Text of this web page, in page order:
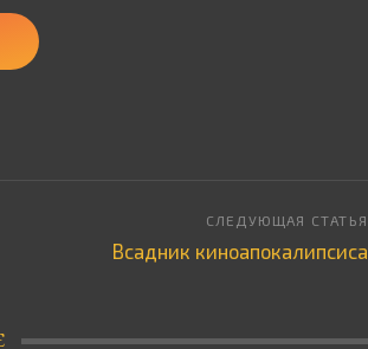
Всадник киноапокалипсиса